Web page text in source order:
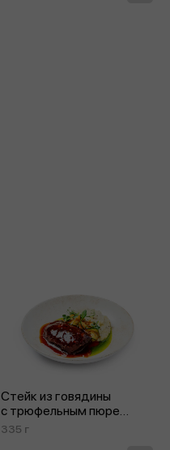
Стейк из говядины
с трюфельным пюре
и огурцами «Кимчи»
335 г